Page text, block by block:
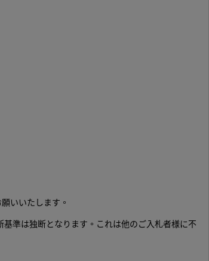
いいたします。
準は独断となります。これは他のご入札者様に不